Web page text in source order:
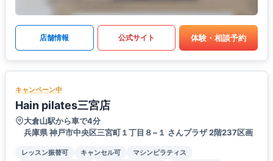
店舗情報 公式サイト 体験・相談予約
キャンペーン中
Hain pilates三宮店
大倉山駅から車で4分
兵庫県 神戸市中央区三宮町１丁目８−１ さんプラザ 2階237区画
レッスン振替可 キャンセル可
マシンピラティス